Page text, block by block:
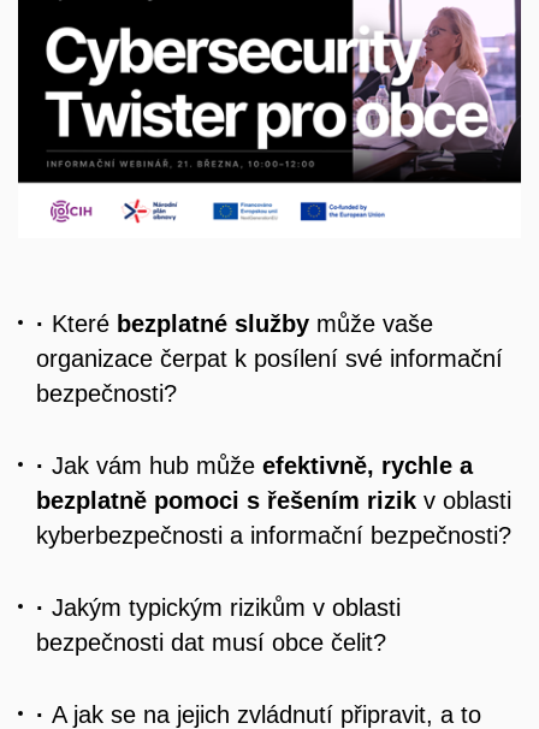
· Které bezplatné služby může vaše
organizace čerpat k posílení své informační
bezpečnosti?
· Jak vám hub může efektivně, rychle a
bezplatně pomoci s řešením rizik v oblasti
kyberbezpečnosti a informační bezpečnosti?
· Jakým typickým rizikům v oblasti
bezpečnosti dat musí obce čelit?
· A jak se na jejich zvládnutí připravit, a to